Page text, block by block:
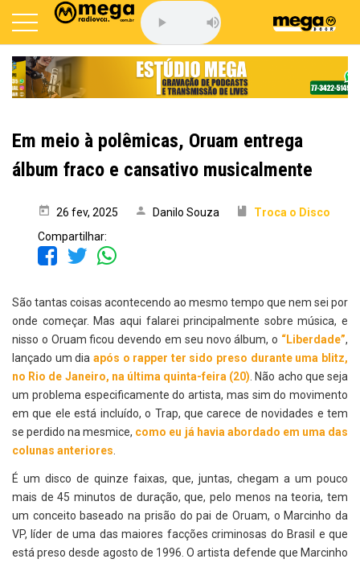
Em meio à polêmicas, Oruam entrega
álbum fraco e cansativo musicalmente
26 fev, 2025 Danilo Souza
Troca o Disco
Compartilhar:
São tantas coisas acontecendo ao mesmo tempo que nem sei por
onde começar. Mas aqui falarei principalmente sobre música, e
nisso o Oruam ficou devendo em seu novo álbum, o “Liberdade”,
lançado um dia após o rapper ter sido preso durante uma blitz,
no Rio de Janeiro, na última quinta-feira (20) . Não acho que seja
um problema especificamente do artista, mas sim do movimento
em que ele está incluído, o Trap, que carece de novidades e tem
se perdido na mesmice, como eu já havia abordado em uma das
colunas anteriores
É um disco de quinze faixas, que, juntas, chegam a um pouco
mais de 45 minutos de duração, que, pelo menos na teoria, tem
um conceito baseado na prisão do pai de Oruam, o Marcinho da
VP, líder de uma das maiores facções criminosas do Brasil e que
está preso desde agosto de 1996. O artista defende que Marcinho